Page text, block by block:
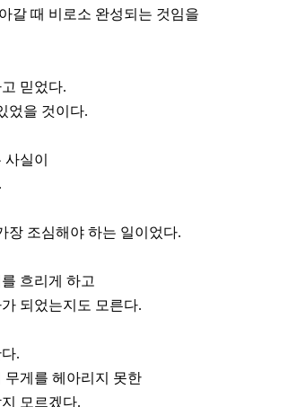
갈 때 비로소 완성되는 것임을
믿었다.
었을 것이다.
실이
장 조심해야 하는 일이었다.
흐리게 하고
되었는지도 모른다.
.
게를 헤아리지 못한
모르겠다.